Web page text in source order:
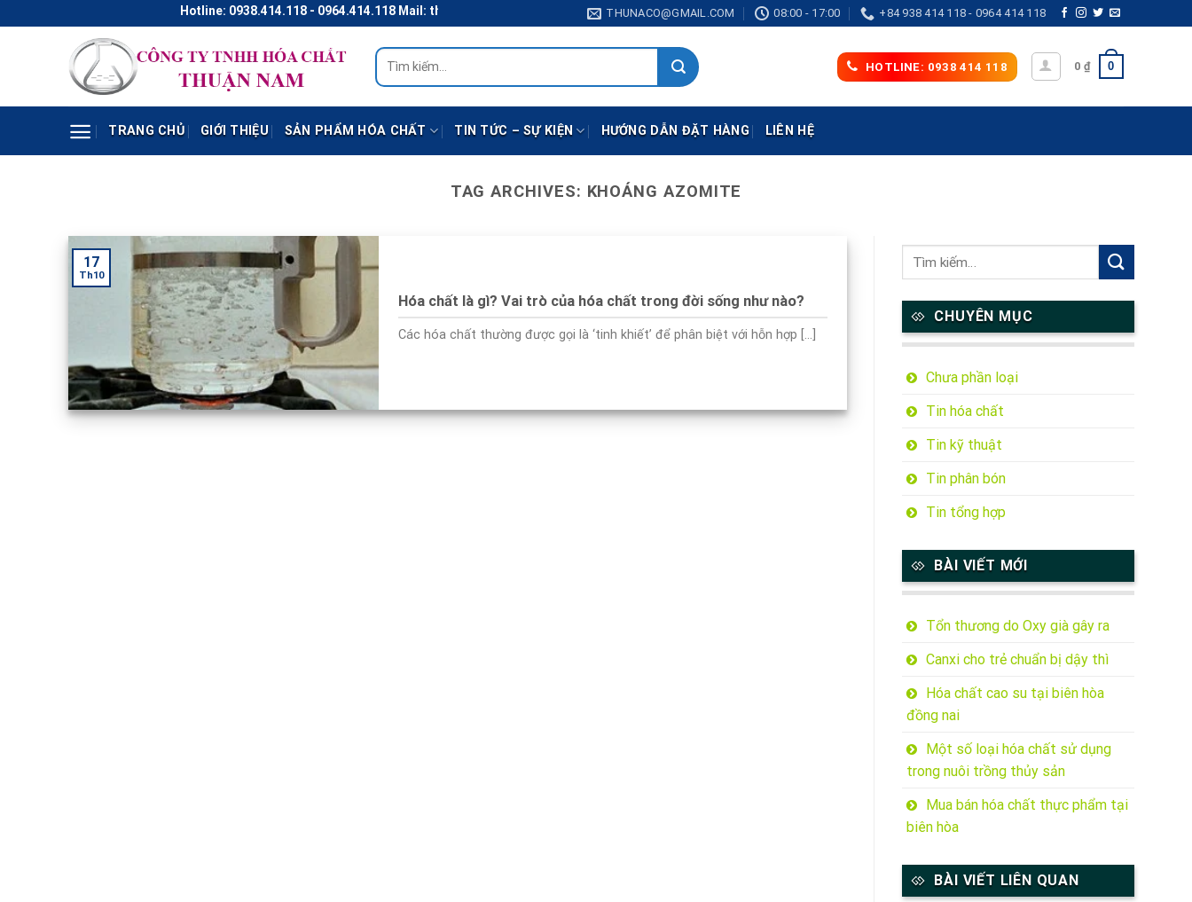
to
Hotline: 0938.414.118 - 0964.414.118 Mail: thunaco@gmail.com THUNACO@GMAIL.COM 08:00 - 17:00 +84 938 414 118 - 0964 414 118
Tìm
kiếm:
HOTLINE: 0938 414 118 0 ₫ 0
TRANG CHỦ GIỚI THIỆU SẢN PHẨM HÓA CHẤT TIN TỨC – SỰ KIỆN HƯỚNG DẪN ĐẶT HÀNG LIÊN HỆ
TAG ARCHIVES: KHOÁNG AZOMITE
Hóa chất là gì? Vai trò của hóa chất trong đời sống như nào?
Các hóa chất thường được gọi là ‘tinh khiết’ để phân biệt với hỗn hợp [...]
17
Th10
CHUYÊN MỤC
Chưa phần loại
Tin hóa chất
Tin kỹ thuật
Tin phân bón
Tin tổng hợp
BÀI VIẾT MỚI
Tổn thương do Oxy già gây ra
Canxi cho trẻ chuẩn bị dậy thì
Hóa chất cao su tại biên hòa
đồng nai
Một số loại hóa chất sử dụng
trong nuôi trồng thủy sản
Mua bán hóa chất thực phẩm tại
biên hòa
BÀI VIẾT LIÊN QUAN